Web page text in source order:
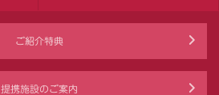
ご紹介特典
提携施設のご案内